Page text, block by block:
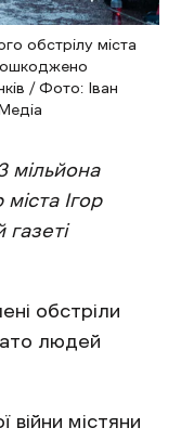
обстрілу міста
/ Фото: Іван
мільйона
Ігор
газеті
обстріли
людей
містяни